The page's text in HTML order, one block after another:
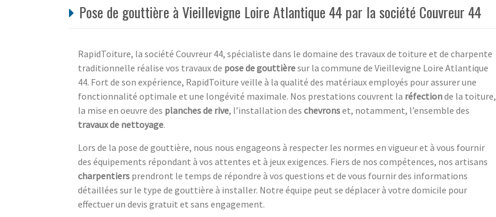
Pose de gouttière à Vieillevigne Loire Atlantique 44 par la société Couvreur 44
RapidToiture, la société Couvreur 44, spécialiste dans le domaine des travaux de toiture et de charpente
traditionnelle réalise vos travaux de pose de gouttièresur la commune de Vieillevigne Loire Atlantique
44. Fort de son expérience, RapidToiture veille à la qualité des matériaux employés pour assurer une
fonctionnalité optimale et une longévité maximale. Nos prestations couvrent la réfectionde la toiture,
la mise en oeuvre des planches de rive, l’installation des chevronset, notamment, l’ensemble des
travaux de nettoyage.
Lors de la pose de gouttière, nous nous engageons à respecter les normes en vigueur et à vous fournir
des équipements répondant à vos attentes et à jeux exigences. Fiers de nos compétences, nos artisans
charpentiers prendront le temps de répondre à vos questions et de vous fournir des informations
détaillées sur le type de gouttière à installer. Notre équipe peut se déplacer à votre domicile pour
effectuer un devis gratuit et sans engagement.